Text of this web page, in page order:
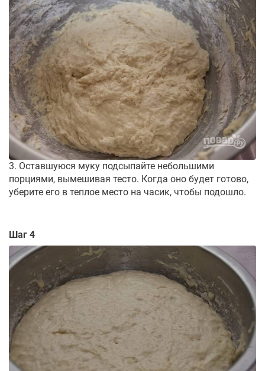
3. Оставшуюся муку подсыпайте небольшими
порциями, вымешивая тесто. Когда оно будет готово,
уберите его в теплое место на часик, чтобы подошло.
Шаг 4